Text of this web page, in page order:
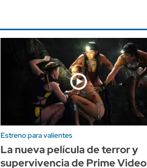
Estreno para valientes
La nueva película de terror y
supervivencia de Prime Video